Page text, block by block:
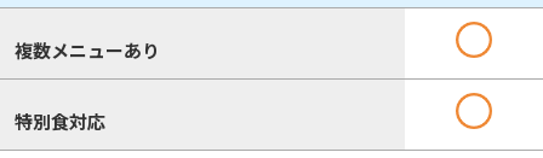
複数メニューあり
特別食対応